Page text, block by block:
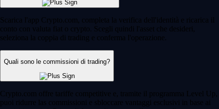
Scarica l'app Crypto.com, completa la verifica dell'identità e ricarica il
conto con valuta fiat o crypto. Scegli quindi l'asset che desideri,
seleziona la coppia di trading e conferma l'operazione.
Quali sono le commissioni di trading?
Crypto.com offre tariffe competitive e, tramite il programma Level Up,
puoi ridurre las commissioni e sbloccare vantaggi esclusivi in base ai